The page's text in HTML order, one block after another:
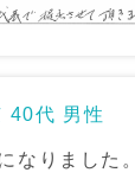
40代 男性
なりました。